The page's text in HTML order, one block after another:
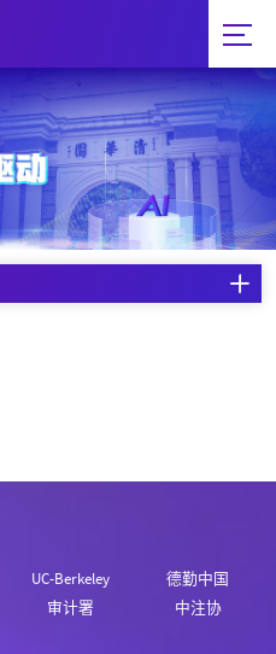
UC-Berkeley
德勤中国
审计署 中注协